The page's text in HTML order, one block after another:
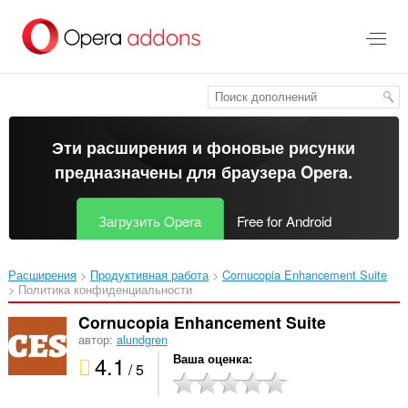
перейти
Эти расширения и фоновые рисунки
предназначены длябраузера Opera.
Загрузить Opera Free for Android
Расширения Продуктивная работа
Cornucopia Enhancement Suite‎
Политика конфиденциальности
Cornucopia Enhancement Suite
автор: alundgren
4.1 / 5 Ваша оценка